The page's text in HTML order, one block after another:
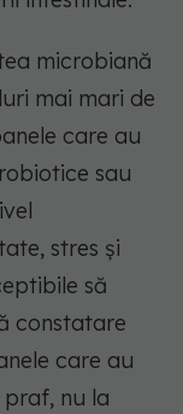
microbiană
mai mari de
care au
sau
stres și
să
constatare
care au
nu la